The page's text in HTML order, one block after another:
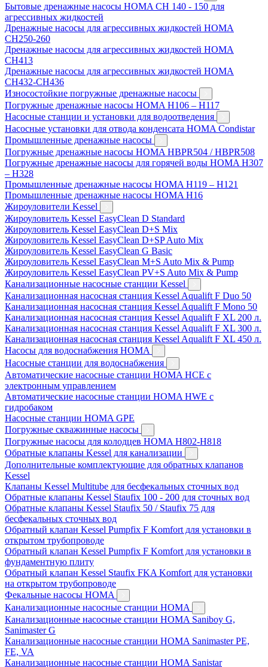
Бытовые дренажные насосы HOMA CH 140 - 150 для
агрессивных жидкостей
Дренажные насосы для агрессивных жидкостей HOMA
CH250-260
Дренажные насосы для агрессивных жидкостей HOMA
CH413
Дренажные насосы для агрессивных жидкостей HOMA
CH432-CH436
Износостойкие погружные дренажные насосы
Погружные дренажные насосы HOMA H106 – H117
Насосные станции и установки для водоотведения
Насосные установки для отвода конденсата HOMA Condistar
Промышленные дренажные насосы
Погружные дренажные насосы HOMA HBPR504 / HBPR508
Погружные дренажные насосы для горячей воды HOMA H307
– H328
Промышленные дренажные насосы HOMA H119 – H121
Промышленные дренажные насосы HOMA H16
Жироуловители Kessel
Жироуловитель Kessel EasyClean D Standard
Жироуловитель Kessel EasyClean D+S Mix
Жироуловитель Kessel EasyClean D+SP Auto Mix
Жироуловитель Kessel EasyClean G Basic
Жироуловитель Kessel EasyClean M+S Auto Mix & Pump
Жироуловитель Kessel EasyClean PV+S Auto Mix & Pump
Канализационные насосные станции Kessel
Канализационная насосная станция Kessel Aqualift F Duo 50
Канализационная насосная станция Kessel Aqualift F Mono 50
Канализационная насосная станция Kessel Aqualift F XL 200 л.
Канализационная насосная станция Kessel Aqualift F XL 300 л.
Канализационная насосная станция Kessel Aqualift F XL 450 л.
Насосы для водоснабжения HOMA
Насосные станции для водоснабжения
Автоматические насосные станции HOMA HCE с
электронным управлением
Автоматические насосные станции HOMA HWE с
гидробаком
Насосные станции HOMA GPE
Погружные скважинные насосы
Погружные насосы для колодцев HOMA H802-H818
Обратные клапаны Kessel для канализации
Дополнительные комплектующие для обратных клапанов
Kessel
Клапаны Kessel Multitube для бесфекальных сточных вод
Обратные клапаны Kessel Staufix 100 - 200 для сточных вод
Обратные клапаны Kessel Staufix 50 / Staufix 75 для
бесфекальных сточных вод
Обратный клапан Kessel Pumpfix F Komfort для установки в
открытом трубопроводе
Обратный клапан Kessel Pumpfix F Komfort для установки в
фундаментную плиту
Обратный клапан Kessel Staufix FKA Komfort для установки
на открытом трубопроводе
Фекальные насосы HOMA
Канализационные насосные станции HOMA
Канализационные насосные станции HOMA Saniboy G,
Sanimaster G
Канализационные насосные станции HOMA Sanimaster PE,
FE, VA
Канализационные насосные станции HOMA Sanistar